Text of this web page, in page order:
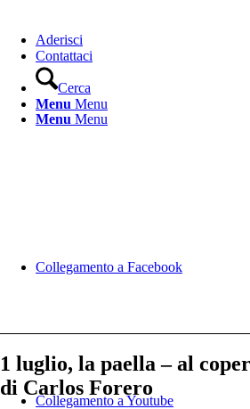
Menu Menu
Collegamento a Facebook
Collegamento a Youtube
Aderisci
Contattaci
Cerca
Menu Menu
1 luglio, la paella – al
di Carlos Forero